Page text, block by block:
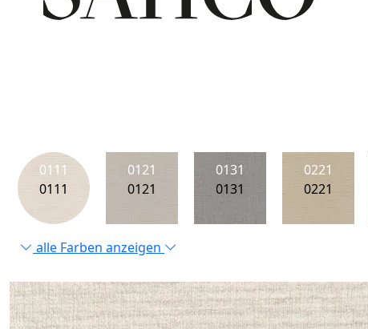
0111
0111
0121
0121
0131
0131
0221
0221
alle Farben anzeigen